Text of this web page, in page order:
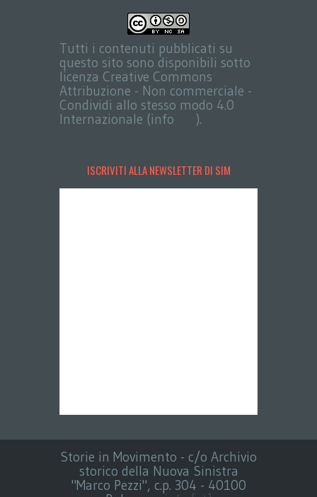
Tutti i contenuti pubblicati su
questo sito sono disponibili sotto
licenza Creative Commons
Attribuzione - Non commerciale -
Condividi allo stesso modo 4.0
Internazionale (info
).
ISCRIVITI ALLA NEWSLETTER DI SIM
Storie in Movimento - c/o Archivio
storico della Nuova Sinistra
"Marco Pezzi", c.p. 304 - 40100